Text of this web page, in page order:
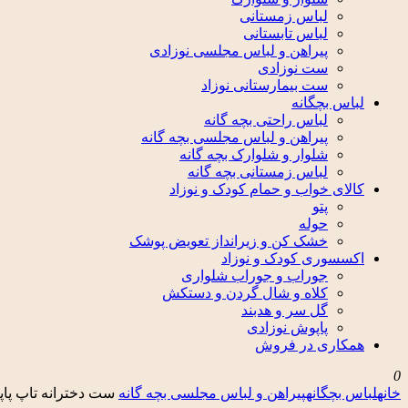
لباس زمستانی
لباس تابستانی
پیراهن و لباس مجلسی نوزادی
ست نوزادی
ست بیمارستانی نوزاد
لباس بچگانه
لباس راحتی بچه گانه
پیراهن و لباس مجلسی بچه گانه
شلوار و شلوارک بچه گانه
لباس زمستانی بچه گانه
کالای خواب و حمام کودک و نوزاد
پتو
حوله
خشک کن و زیرانداز تعویض پوشک
اکسسوری کودک و نوزاد
جوراب و جوراب شلواری
کلاه و شال گردن و دستکش
گل سر و هدبند
پاپوش نوزادی
همکاری در فروش
0
خانهلباس بچگانهپیراهن و لباس مجلسی بچه گانه ست دخترانه تاپ